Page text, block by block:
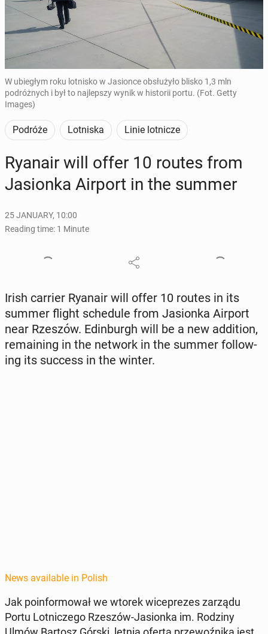
W ubiegłym roku lotnisko w Jasionce obsłużyło blisko 1,3 mln
podróżnych i był to najlepszy wynik w historii portu. (Fot. Getty
Images)
Podróże Lotniska Linie lotnicze
Ryanair will offer 10 routes from
Ja­sion­ka Airport in the summer
25 JANUARY, 10:00
Reading time: 1 Minute
Irish carrier Ryanair will offer 10 routes in its
summer flight sched­ule from Ja­sion­ka Airport
near Rzeszów. Ed­in­burgh will be a new ad­di­tion,
re­main­ing in the network in the summer fol­low­
ing its success in the winter.
News available in Polish
Jak poin­for­mował we wtorek wi­ceprezes zarządu
Portu Lot­niczego Rzeszów-Ja­sion­ka im. Rodziny